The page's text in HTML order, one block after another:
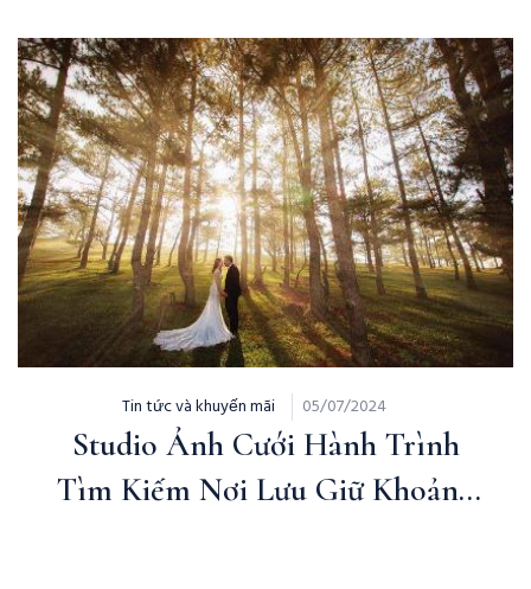
Tin tức và khuyến mãi 05/07/2024
Studio Ảnh Cưới Hành Trình
Tìm Kiếm Nơi Lưu Giữ Khoảnh